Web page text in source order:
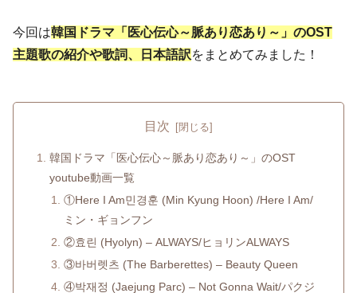
今回は韓国ドラマ「医心伝心～脈あり恋あり～」のOST
主題歌の紹介や歌詞、日本語訳をまとめてみました！
目次
韓国ドラマ「医心伝心～脈あり恋あり～」のOST
youtube動画一覧
①Here I Am민경훈 (Min Kyung Hoon) /Here I Am/
ミン・ギョンフン
②효린 (Hyolyn) – ALWAYS/ヒョリンALWAYS
③바버렛츠 (The Barberettes) – Beauty Queen
④박재정 (Jaejung Parc) – Not Gonna Wait/パクジ